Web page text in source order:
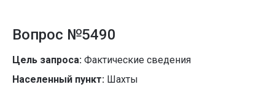
Вопрос №5490
Цель запроса: Фактические сведения
Населенный пункт: Шахты